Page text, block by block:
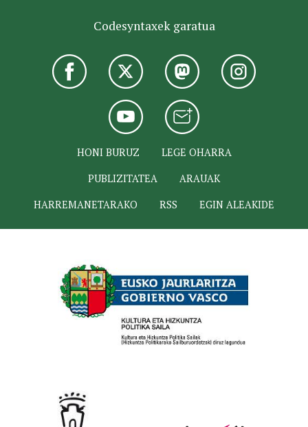
Codesyntaxek garatua
HONI BURUZ
LEGE OHARRA
PUBLIZITATEA
ARAUAK
HARREMANETARAKO
RSS EGIN ALEAKIDE